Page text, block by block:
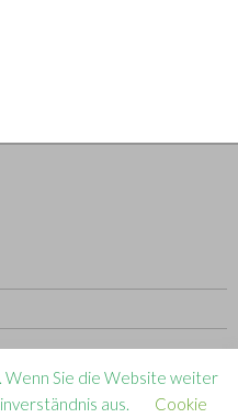
Sie die Website weiter
aus.
Cookie